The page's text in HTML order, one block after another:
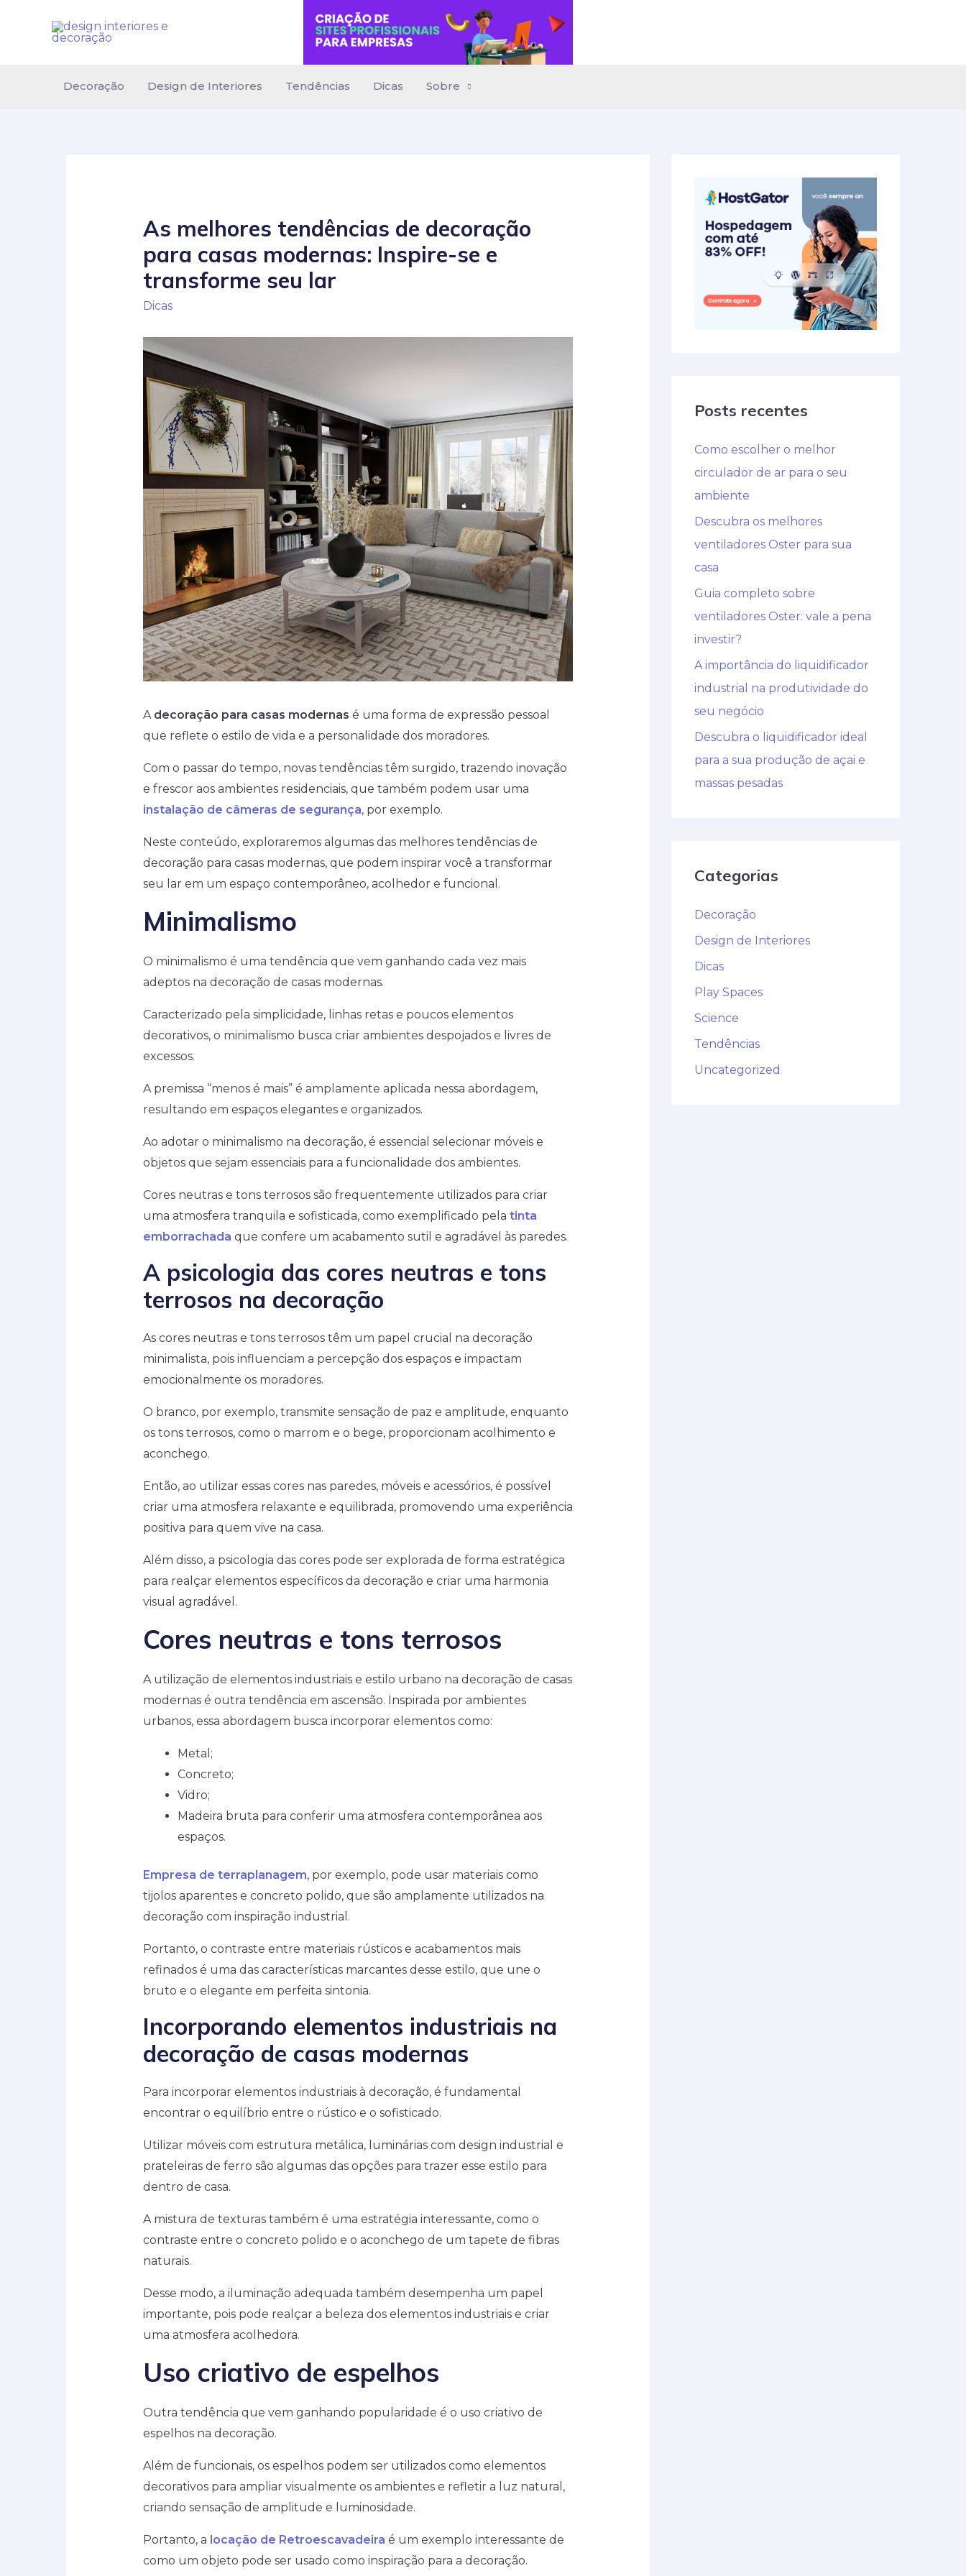
Decoração
Design de Interiores Tendências Dicas Sobre
As melhores tendências de decoração
para casas modernas: Inspire-se e
transforme seu lar
Dicas
A decoração para casas modernas é uma forma de expressão pessoal
que reflete o estilo de vida e a personalidade dos moradores.
Com o passar do tempo, novas tendências têm surgido, trazendo inovação
e frescor aos ambientes residenciais, que também podem usar uma
instalação de câmeras de segurança, por exemplo.
Neste conteúdo, exploraremos algumas das melhores tendências de
decoração para casas modernas, que podem inspirar você a transformar
seu lar em um espaço contemporâneo, acolhedor e funcional.
Minimalismo
O minimalismo é uma tendência que vem ganhando cada vez mais
adeptos na decoração de casas modernas.
Caracterizado pela simplicidade, linhas retas e poucos elementos
decorativos, o minimalismo busca criar ambientes despojados e livres de
excessos.
A premissa “menos é mais” é amplamente aplicada nessa abordagem,
resultando em espaços elegantes e organizados.
Ao adotar o minimalismo na decoração, é essencial selecionar móveis e
objetos que sejam essenciais para a funcionalidade dos ambientes.
Cores neutras e tons terrosos são frequentemente utilizados para criar
uma atmosfera tranquila e sofisticada, como exemplificado pela tinta
emborrachada que confere um acabamento sutil e agradável às paredes.
A psicologia das cores neutras e tons
terrosos na decoração
As cores neutras e tons terrosos têm um papel crucial na decoração
minimalista, pois influenciam a percepção dos espaços e impactam
emocionalmente os moradores.
O branco, por exemplo, transmite sensação de paz e amplitude, enquanto
os tons terrosos, como o marrom e o bege, proporcionam acolhimento e
aconchego.
Então, ao utilizar essas cores nas paredes, móveis e acessórios, é possível
criar uma atmosfera relaxante e equilibrada, promovendo uma experiência
positiva para quem vive na casa.
Além disso, a psicologia das cores pode ser explorada de forma estratégica
para realçar elementos específicos da decoração e criar uma harmonia
visual agradável.
Cores neutras e tons terrosos
A utilização de elementos industriais e estilo urbano na decoração de casas
modernas é outra tendência em ascensão. Inspirada por ambientes
urbanos, essa abordagem busca incorporar elementos como:
Metal;
Concreto;
Vidro;
Madeira bruta para conferir uma atmosfera contemporânea aos
espaços.
Empresa de terraplanagem, por exemplo, pode usar materiais como
tijolos aparentes e concreto polido, que são amplamente utilizados na
decoração com inspiração industrial.
Portanto, o contraste entre materiais rústicos e acabamentos mais
refinados é uma das características marcantes desse estilo, que une o
bruto e o elegante em perfeita sintonia.
Incorporando elementos industriais na
decoração de casas modernas
Para incorporar elementos industriais à decoração, é fundamental
encontrar o equilíbrio entre o rústico e o sofisticado.
Utilizar móveis com estrutura metálica, luminárias com design industrial e
prateleiras de ferro são algumas das opções para trazer esse estilo para
dentro de casa.
A mistura de texturas também é uma estratégia interessante, como o
contraste entre o concreto polido e o aconchego de um tapete de fibras
naturais.
Desse modo, a iluminação adequada também desempenha um papel
importante, pois pode realçar a beleza dos elementos industriais e criar
uma atmosfera acolhedora.
Uso criativo de espelhos
Outra tendência que vem ganhando popularidade é o uso criativo de
espelhos na decoração.
Além de funcionais, os espelhos podem ser utilizados como elementos
decorativos para ampliar visualmente os ambientes e refletir a luz natural,
criando sensação de amplitude e luminosidade.
Portanto, a locação de Retroescavadeira é um exemplo interessante de
como um objeto pode ser usado como inspiração para a decoração.
Posts recentes
Como escolher o melhor
circulador de ar para o seu
ambiente
Descubra os melhores
ventiladores Oster para sua
casa
Guia completo sobre
ventiladores Oster: vale a pena
investir?
A importância do liquidificador
industrial na produtividade do
seu negócio
Descubra o liquidificador ideal
para a sua produção de açai e
massas pesadas
Categorias
Decoração
Design de Interiores
Dicas
Play Spaces
Science
Tendências
Uncategorized